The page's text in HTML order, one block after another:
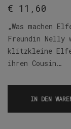
€ 11,60
„Was machen
Freundin Nelly
klitzkleine Elfe
ihren Cousin…
IN DEN